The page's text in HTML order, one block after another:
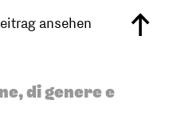
ansehen
di genere e